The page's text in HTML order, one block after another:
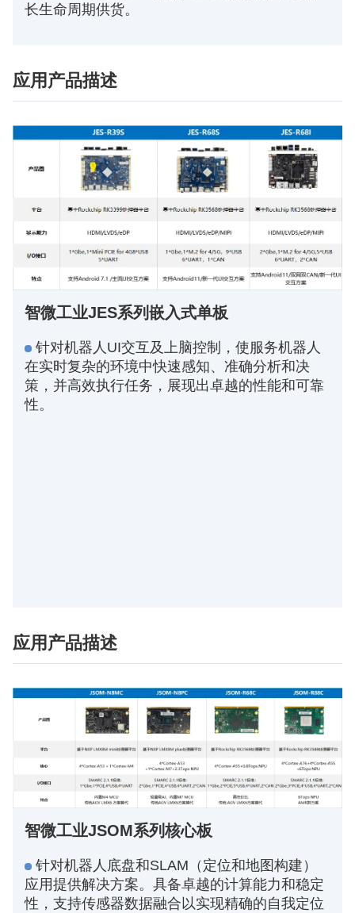
长生命周期供货。
应用产品描述
智微工业JES系列嵌入式单板
针对机器人UI交互及上脑控制，使服务机器人
在实时复杂的环境中快速感知、准确分析和决
策，并高效执行任务，展现出卓越的性能和可靠
性。
应用产品描述
智微工业JSOM系列核心板
针对机器人底盘和SLAM（定位和地图构建）
应用提供解决方案。具备卓越的计算能力和稳定
性，支持传感器数据融合以实现精确的自我定位